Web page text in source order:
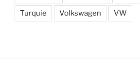
Turquie Volkswagen VW